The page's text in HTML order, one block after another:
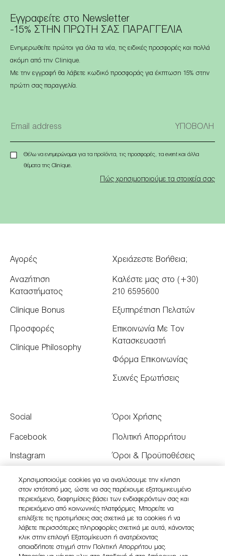
Εγγραφείτε στο Newsletter
-15% ΣΤΗΝ ΠΡΩΤΗ ΣΑΣ ΠΑΡΑΓΓΕΛΙΑ
Ενημερωθείτε πρώτοι για όλα τα νέα, τις ειδικές προσφορές και πολλά
ακόμη από την Clinique.
Με την εγγραφή θα λάβετε κωδικό προσφοράς για έκπτωση 15% στην
πρώτη σας παραγγελία.
Θέλω να ενημερώνομαι για τα προϊόντα, τις προσφορές, τα event και άλλα
θέματα της Clinique.
Πώς χρησιμοποιούμε τα στοιχεία σας
Αγορές
Αναζήτηση
Καταστήματος
Clinique Bonus
Προσφορές
Clinique Philosophy
Χρειάζεστε Βοήθεια;
Καλέστε μας στο (+30)
210 6595600
Εξυπηρέτηση Πελατών
Επικοινωνία Με Τον
Κατασκευαστή
Φόρμα Επικοινωνίας
Συχνές Ερωτήσεις
Social
Facebook
Instagram
Twitter
Όροι Χρήσης
Πολιτική Απορρήτου
Όροι & Προϋποθέσεις
Διαχειριστείτε τα Cookies
του Ιστότοπου
Χρησιμοποιούμε cookies για να αναλύσουμε την κίνηση
στον ιστότοπό μας, ώστε να σας παρέχουμε εξατομικευμένο
περιεχόμενο, διαφημίσεις βάσει των ενδιαφερόντων σας και
περιεχόμενο από κοινωνικές πλατφόρμες. Μπορείτε να
επιλέξετε τις προτιμήσεις σας σχετικά με τα cookies ή να
λάβετε περισσότερες πληροφορίες σχετικά με αυτά, κάνοντας
κλικ στην επιλογή Εξατομίκευση ή ανατρέχοντας
οποιαδήποτε στιγμή στην Πολιτική Απορρήτου μας.